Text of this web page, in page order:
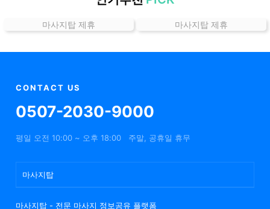
인
보
마사지탑 제휴 마사지탑 제휴
CONTACT US
0507-2030-9000
평일 오전 10:00 ~ 오후 18:00 주말, 공휴일 휴무
마사지탑
마사지탑 - 전문 마사지 정보공유 플랫폼